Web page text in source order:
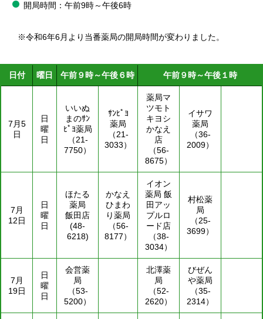
開局時間：午前9時～午後6時
※令和6年6月より当番薬局の開局時間が変わりました。
日付 曜日 午前９時～午後６時 午前９時～午後１時
7月5
日
日
曜
日
いいぬ
まのｻﾝ
ﾋﾟﾖ薬局
（21-
7750）
ｻﾝﾋﾟﾖ
薬局
（21-
3033）
薬局マ
ツモト
キヨシ
かなえ
店
（56-
8675）
イサワ
薬局
（36-
2009）
7月
12日
日
曜
日
ほたる
薬局
飯田店
(48-
6218)
かなえ
ひまわ
り薬局
（56-
8177）
イオン
薬局 飯
田アッ
プルロ
ード店
（38-
3034）
村松薬
局
（25-
3699）
7月
19日
日
曜
日
会営薬
局
（53-
5200）
北澤薬
局
（52-
2620）
びぜん
や薬局
（35-
2314）